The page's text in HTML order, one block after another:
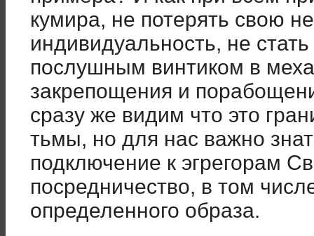
кумира, не потерять свою
индивидуальность, не
послушным винтиком в
закрепощения и
сразу же видим что это
тьмы, но для нас важно
подключение к эгрегорам
посредничество, в том
определенного образа.